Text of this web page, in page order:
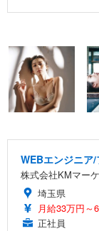
WEBエンジニア
株式会社KMマー
埼玉県
月給33万円～
正社員